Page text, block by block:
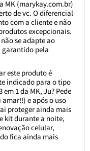
MK (marykay.com.br)
de vc. O diferencial
com a cliente e não
excepcionais.
se adapte ao
garantido pela
este produto é
indicado para o tipo
1 da MK, Ju? Pede
e após o uso
proteger ainda mais
kit durante a noite,
celular,
fica ainda mais